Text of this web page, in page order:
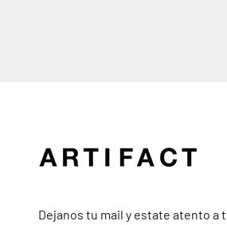
Dejanos tu mail y estate atento a